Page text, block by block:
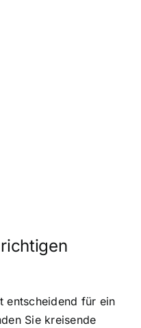
entscheidend für ein
Sie kreisende